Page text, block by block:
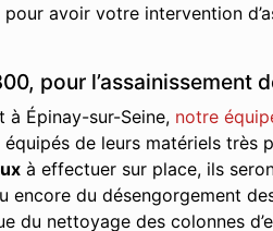
avoir votre intervention
pour l’assainissement
à Épinay-sur-Seine, notre
de leurs matériels
à effectuer sur place, ils
du désengorgement
nettoyage des colonnes